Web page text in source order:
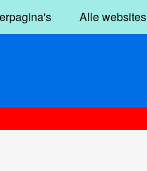
Alle websites